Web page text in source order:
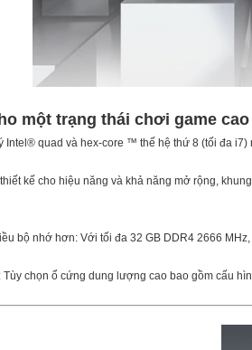
một trạng thái chơi game
Intel® quad và hex-core ™ thế hệ thứ 8 (tối đa
kế cho hiệu năng và khả năng mở rộng,
bộ nhớ hơn: Với tối đa 32 GB DDR4 2666
chọn ổ cứng dung lượng cao bao gồm cấu